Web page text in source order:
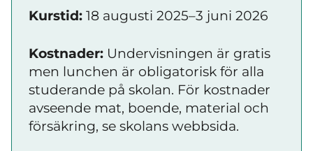
Kurstid: 18 augusti 2025–3 juni 2026
Kostnader: Undervisningen är gratis
men lunchen är obligatorisk för alla
studerande på skolan. För kostnader
avseende mat, boende, material och
försäkring, se skolans webbsida.